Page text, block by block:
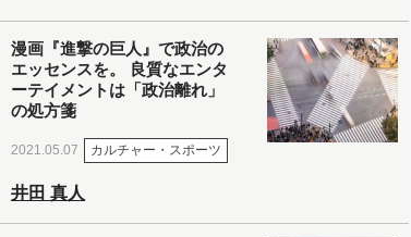
漫画『進撃の巨人』で政治の
エッセンスを。 良質なエンタ
ーテイメントは「政治離れ」
の処方箋
2021.05.07 カルチャー・スポーツ
井田 真人